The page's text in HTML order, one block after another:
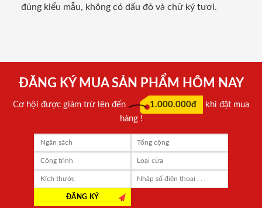
đúng kiểu mẫu, không có dấu đỏ và chữ ký tươi.
ĐĂNG KÝ MUA SẢN PHẨM HÔM NAY
Cơ hội được giảm trừ lên đến 1.000.000đ
khi đặt mua
hàng !